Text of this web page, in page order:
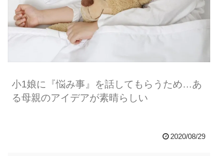
小1娘に『悩み事』を話してもらうため…あ
る母親のアイデアが素晴らしい
2020/08/29